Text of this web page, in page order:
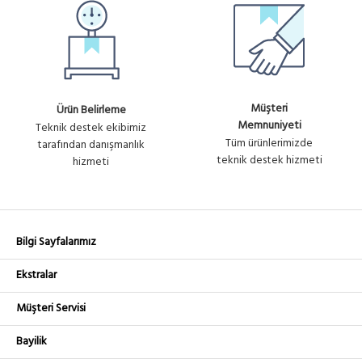
Ürün Belirleme
Teknik destek ekibimiz
tarafından danışmanlık
hizmeti
Müşteri
Memnuniyeti
Tüm ürünlerimizde
teknik destek hizmeti
Bilgi Sayfalarımız
Ekstralar
Müşteri Servisi
Bayilik